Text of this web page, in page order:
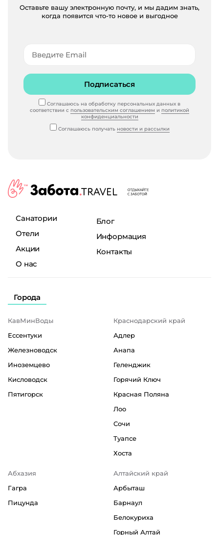
Оставьте вашу электронную почту, и мы дадим знать,
когда появится что-то новое и выгодное
Подписаться
Соглашаюсь на обработку персональных данных в
соответствии с пользовательским соглашением и политикой
конфиденциальности
Соглашаюсь получать новости и рассылки
Санатории
Отели
Акции
О нас
Блог
Информация
Контакты
Города
КавМинВоды
Ессентуки
Железноводск
Иноземцево
Кисловодск
Пятигорск
Краснодарский край
Адлер
Анапа
Геленджик
Горячий Ключ
Красная Поляна
Лоо
Сочи
Туапсе
Хоста
Абхазия
Гагра
Пицунда
Алтайский край
Арбыташ
Барнаул
Белокуриха
Горный Алтай